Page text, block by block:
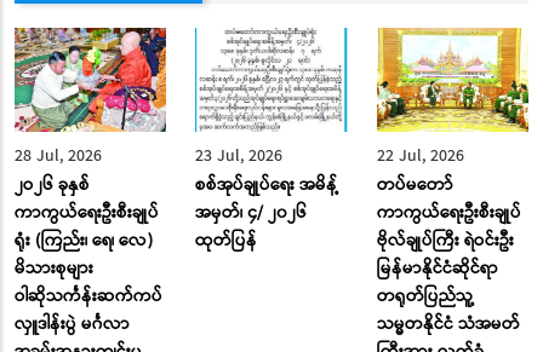
28 Jul, 2026
၂ဝ၂၆ ခုနှစ်
ကာကွယ်ရေးဦးစီးချုပ်
ရုံး (ကြည်း၊ ရေ၊ လေ)
မိသားစုများ
ဝါဆိုသင်္ကန်းဆက်ကပ်
လှူဒါန်းပွဲ မင်္ဂလာ
23 Jul, 2026
စစ်အုပ်ချုပ်ရေး အမိန့်
အမှတ်၊ ၄/ ၂၀၂၆
ထုတ်ပြန်
22 Jul, 2026
တပ်မတော်
ကာကွယ်ရေးဦးစီးချုပ်
ဗိုလ်ချုပ်ကြီး ရဲဝင်းဦး
မြန်မာနိုင်ငံဆိုင်ရာ
တရုတ်ပြည်သူ့
သမ္မတနိုင်ငံ သံအမတ်